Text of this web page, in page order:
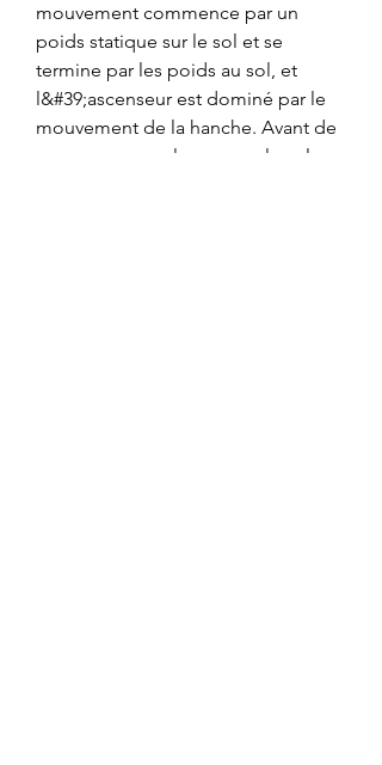
mouvement commence par un
poids statique sur le sol et se
termine par les poids au sol, et
l&#39;ascenseur est dominé par le
mouvement de la hanche. Avant de
passer en revue les erreurs les plus